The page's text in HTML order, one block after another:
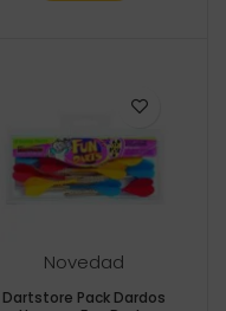
Novedad
Dartstore Pack Dardos